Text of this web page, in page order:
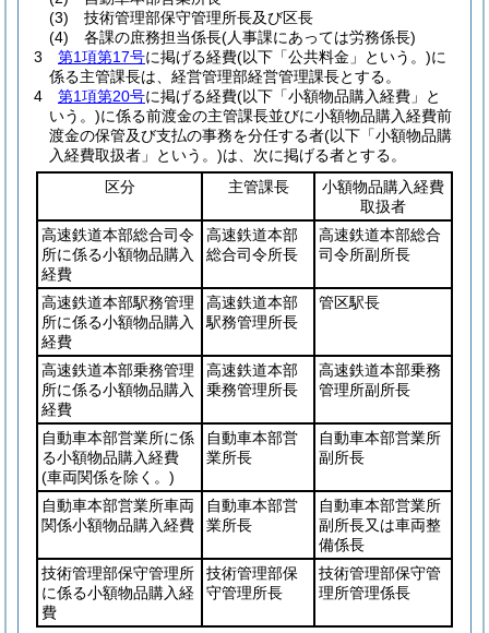
(3)
技術管理部保守管理所長及び区長
(4)
各課の庶務担当係長(人事課にあっては労務係長)
3
第1項第17号に掲げる経費(以下「公共料金」という。)に
係る主管課長は、経営管理部経営管理課長とする。
4
第1項第20号に掲げる経費(以下「小額物品購入経費」と
いう。)に係る前渡金の主管課長並びに小額物品購入経費前
渡金の保管及び支払の事務を分任する者(以下「小額物品購
入経費取扱者」という。)は、次に掲げる者とする。
区分
主管課長
小額物品購入経費
取扱者
高速鉄道本部総合司令
所に係る小額物品購入
経費
高速鉄道本部
総合司令所長
高速鉄道本部総合
司令所副所長
高速鉄道本部駅務管理
所に係る小額物品購入
経費
高速鉄道本部
駅務管理所長
管区駅長
高速鉄道本部乗務管理
所に係る小額物品購入
経費
高速鉄道本部
乗務管理所長
高速鉄道本部乗務
管理所副所長
自動車本部営業所に係
る小額物品購入経費
(車両関係を除く。)
自動車本部営
業所長
自動車本部営業所
副所長
自動車本部営業所車両
関係小額物品購入経費
自動車本部営
業所長
自動車本部営業所
副所長又は車両整
備係長
技術管理部保守管理所
に係る小額物品購入経
費
技術管理部保
守管理所長
技術管理部保守管
理所管理係長